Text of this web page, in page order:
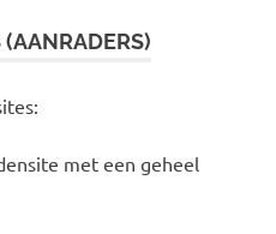
met een geheel